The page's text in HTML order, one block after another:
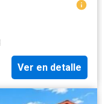
Ver en detalle